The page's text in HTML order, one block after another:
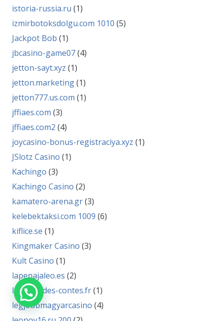
istoria-russia.ru (1)
izmirbotoksdolgu.com 1010 (5)
Jackpot Bob (1)
jbcasino-game07(4)
jetton-sayt.xyz (1)
jetton.marketing(1)
jetton777.us.com (1)
jffiaes.com (3)
jffiaes.com2 (4)
joycasino-bonus-registraciya.xyz (1)
JSlotz Casino (1)
Kachingo (3)
Kachingo Casino (2)
kamatero-arena.gr(3)
kelebektaksi.com 1009 (6)
kiflice.se (1)
Kingmaker Casino (3)
Kult Casino (1)
lapepajaleo.es (2)
lavallee-des-contes.fr(1)
legjobbmagyarcasino (4)